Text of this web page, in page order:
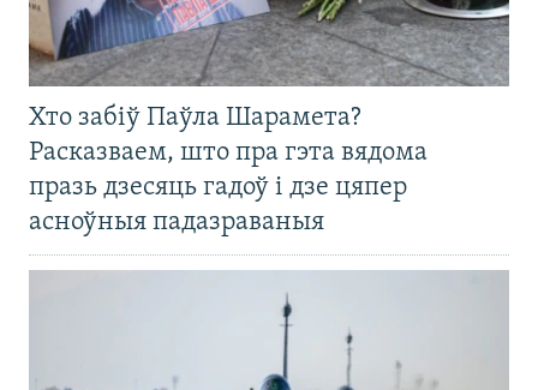
Хто забіў Паўла Шарамета?
Расказваем, што пра гэта вядома
празь дзесяць гадоў і дзе цяпер
асноўныя падазраваныя